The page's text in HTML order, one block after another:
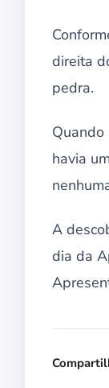
direita
pedra.
Quando
havia
A
dia da